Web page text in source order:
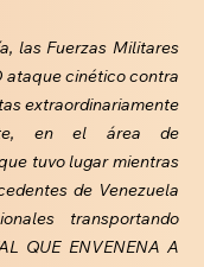
las Fuerzas Militares
ataque cinético contra
extraordinariamente
en el área de
tuvo lugar mientras
de Venezuela
transportando
QUE ENVENENA A